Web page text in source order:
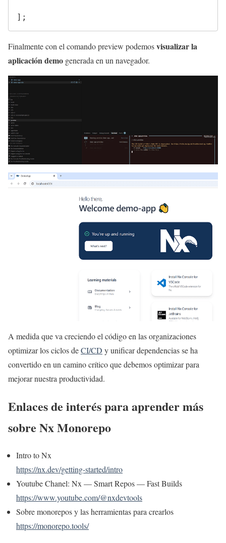
];
Finalmente con el comando preview podemosvisualizar la
aplicación demo generada en un navegador.
A medida que va creciendo el código en las organizaciones
optimizar los ciclos deCI/CD y unificar dependencias se ha
convertido en un camino crítico que debemos optimizar para
mejorar nuestra productividad.
Enlaces de interés para aprender más
sobre Nx Monorepo
Intro to Nx
https://nx.dev/getting-started/intro
Youtube Chanel: Nx — Smart Repos — Fast Builds
https://www.youtube.com/@nxdevtools
Sobre monorepos y las herramientas para crearlos
https://monorepo.tools/